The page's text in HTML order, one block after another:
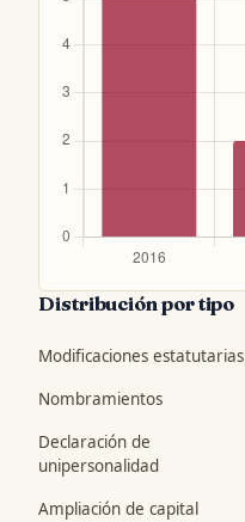
Distribución por tipo
Modificaciones estatutarias
Nombramientos
Declaración de
unipersonalidad
Ampliación de capital